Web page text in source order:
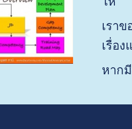
เรา
เรื่อ
หาก